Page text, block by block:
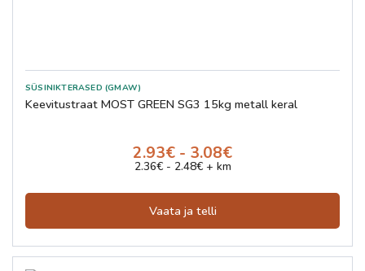
SÜSINIKTERASED (GMAW)
Keevitustraat MOST GREEN SG3 15kg metall keral
2.93€ - 3.08€
2.36€ - 2.48€ + km
Vaata ja telli